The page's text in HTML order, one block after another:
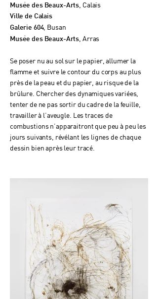
Musée des Beaux-Arts , Calais
Ville de Calais
Galerie 604, Busan
Musée des Beaux-Arts , Arras
Se poser nu au sol sur le papier, allumer la
flamme et suivre le contour du corps au plus
près de la peau et du papier, au risque de la
brûlure. Chercher des dynamiques variées,
tenter de ne pas sortir du cadre de la feuille,
travailler à l’aveugle. Les traces de
combustions n’apparaitront que peu à peu les
jours suivants, révélant les lignes de chaque
dessin bien après leur tracé.